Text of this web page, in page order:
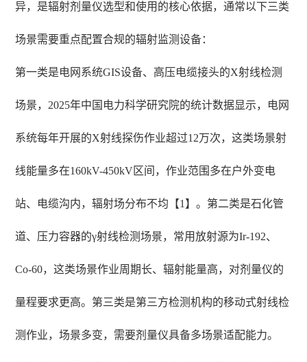
异，是辐射剂量仪选型和使用的核心依据，通常以下三类
场景需要重点配置合规的辐射监测设备：
第一类是电网系统GIS设备、高压电缆接头的X射线检测
场景，2025年中国电力科学研究院的统计数据显示，电网
系统每年开展的X射线探伤作业超过12万次，这类场景射
线能量多在160kV-450kV区间，作业范围多在户外变电
站、电缆沟内，辐射场分布不均【1】。第二类是石化管
道、压力容器的γ射线检测场景，常用放射源为Ir-192、
Co-60，这类场景作业周期长、辐射能量高，对剂量仪的
量程要求更高。第三类是第三方检测机构的移动式射线检
测作业，场景多变，需要剂量仪具备多场景适配能力。